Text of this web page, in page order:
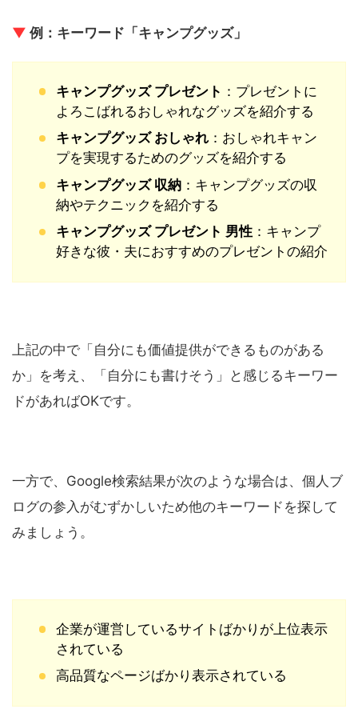
▼ 例：キーワード「キャンプグッズ」
キャンプグッズ プレゼント ：プレゼントに
よろこばれるおしゃれなグッズを紹介する
キャンプグッズ おしゃれ ：おしゃれキャン
プを実現するためのグッズを紹介する
キャンプグッズ 収納 ：キャンプグッズの収
納やテクニックを紹介する
キャンプグッズ プレゼント 男性 ：キャンプ
好きな彼・夫におすすめのプレゼントの紹介
上記の中で「自分にも価値提供ができるものがある
か」を考え、「自分にも書けそう」と感じるキーワー
ドがあればOKです。
一方で、Google検索結果が次のような場合は、個人ブ
ログの参入がむずかしいため他のキーワードを探して
みましょう。
企業が運営しているサイトばかりが上位表示
されている
高品質なページばかり表示されている